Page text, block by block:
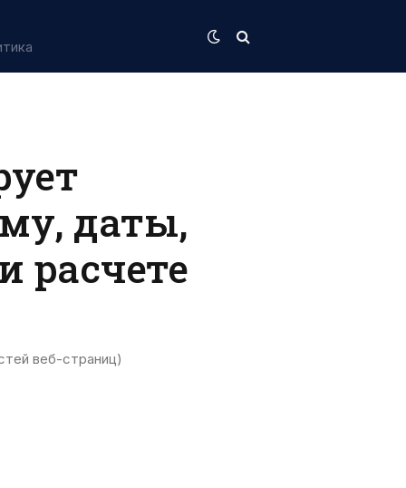
даты,
расчете
веб-страниц)